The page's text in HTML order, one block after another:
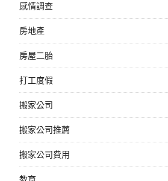
感情調查
房地產
房屋二胎
打工度假
搬家公司
搬家公司推薦
搬家公司費用
教育